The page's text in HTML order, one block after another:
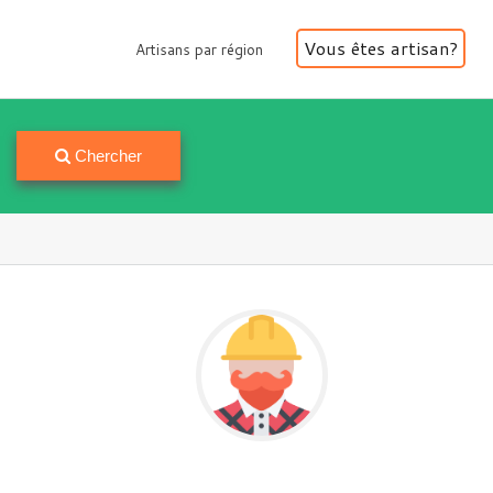
Artisans par région
Artisans par région Vous êtes artisan?
Chercher